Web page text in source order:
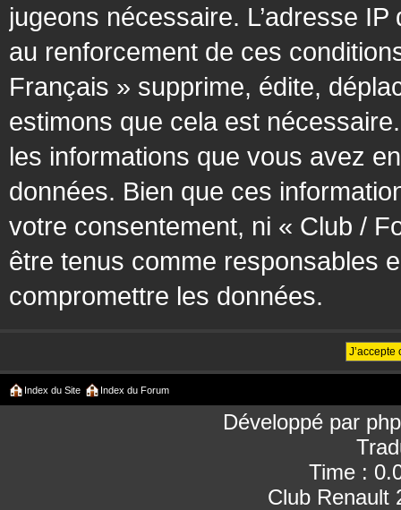
jugeons nécessaire. L’adresse
au renforcement de ces
Français » supprime, édite,
estimons que cela est
les informations que vous avez
données. Bien que ces
votre consentement, ni « Club /
être tenus comme responsables
compromettre les données.
Index du Site Index du Forum
Développé par
Time :
Club Renault